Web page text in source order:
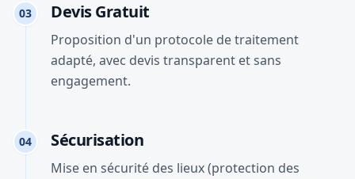
03 Devis Gratuit
Proposition d'un protocole de traitement
adapté, avec devis transparent et sans
engagement.
04 Sécurisation
Mise en sécurité des lieux (protection des